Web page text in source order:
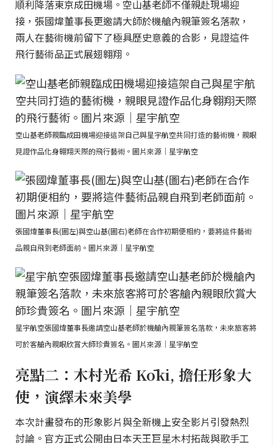
順利降落東京成田機場。空山基老師不僅親赴現場迎
接，張國煒董事長更邀請大師於機艙內親筆簽名落款，
兩人在藝術機前留下了極具歷史意義的合影，見證這件
飛行藝術品正式展翅翱翔。
空山基老師親臨成田機場迎接這架自己與星宇航空共同打造的藝術機，親眼
見證作品化身翱翔天際的飛行藝術。圖片來源｜星宇航空
張國煒董事長(圖左)與空山基(圖右)老師在合作初期便相約，要將這件藝術
品親自飛到老師面前。圖片來源｜星宇航空
星宇航空張國煒董事長邀請空山基老師於機艙內親筆簽名落款，未來旅客將
可於客艙內親眼欣賞大師珍貴簽名。圖片來源｜星宇航空
亮點二：木村光希 Kōki, 擔任形象大
使，演繹未來美學
本次計畫發布的形象影片與全新機上安全影片引發熱烈
討論。官方正式公開由日本天王巨星木村拓哉與歌手工